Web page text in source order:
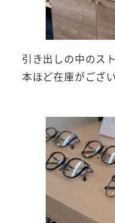
引き出しの中のス
本ほど在庫がござい